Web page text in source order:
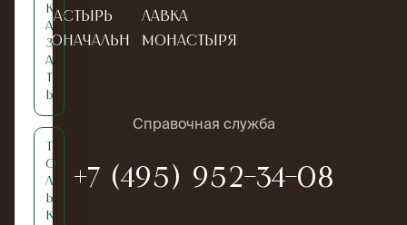
монастырь
Новоначальн
Лавка
монастыря
Справочная служба
+7 (495) 952-34-08
к
а
з
а
т
ь
Т
о
л
ь
к